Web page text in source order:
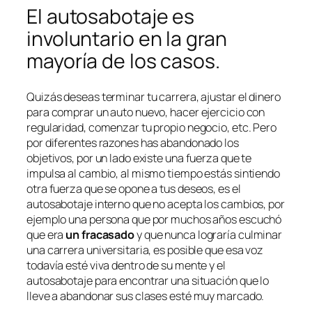
El autosabotaje es
involuntario en la gran
mayoría de los casos.
Quizás deseas terminar tu carrera, ajustar el dinero
para comprar un auto nuevo, hacer ejercicio con
regularidad, comenzar tu propio negocio, etc. Pero
por diferentes razones has abandonado los
objetivos, por un lado existe una fuerza que te
impulsa al cambio, al mismo tiempo estás sintiendo
otra fuerza que se opone a tus deseos, es el
autosabotaje interno que no acepta los cambios, por
ejemplo una persona que por muchos años escuchó
que era un fracasadoy que nunca lograría culminar
una carrera universitaria, es posible que esa voz
todavía esté viva dentro de su mente y el
autosabotaje para encontrar una situación que lo
lleve a abandonar sus clases esté muy marcado.